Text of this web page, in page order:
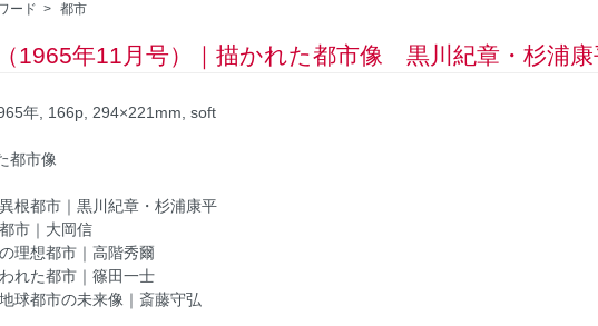
ード > 都市
1965年11月号）｜描かれた都市像 黒川紀章・杉浦
年, 166p, 294×221mm, soft
都市像
根都市｜黒川紀章・杉浦康平
市｜大岡信
理想都市｜高階秀爾
れた都市｜篠田一士
球都市の未来像｜斎藤守弘